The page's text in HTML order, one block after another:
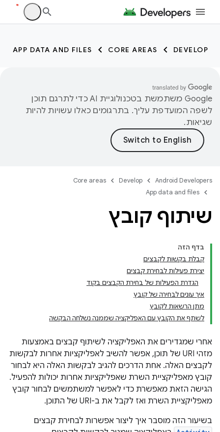
DEVELOP
CORE AREAS
APP DATA AND FILES
‫Google משתמשת בטכנולוגיית AI כדי לתרגם תוכן
לשפה המועדפת עליך. בתרגומים כאלו עשויות להיות
שגיאות.
Android Developers
Develop
Core areas
App data and files
שיתוף קובץ
בדף הזה
קבלת בקשות לקבצים
יצירת פעילות לבחירת קבצים
הגדרת הפעילות של בחירת הקבצים בקוד
איך עונים לבחירה של קובץ
מתן הרשאות לקובץ
לשתף את הקובץ עם האפליקציה שממנה נשלחה הבקשה
אחרי שמגדירים את האפליקציה לשיתוף קבצים באמצעות
מזהי URI של תוכן, אפשר להשיב לאפליקציות אחרות לבקשות
לקבצים האלה. אחת הדרכים להגיב לבקשות האלה היא לבחור
קובץ מאפליקציית השרת שאפליקציות אחרות יכולות להפעיל.
הגישה הזאת מאפשרת כדי לאפשר למשתמשים לבחור קובץ
מאפליקציית השרת ואז לקבל את ב-URI של התוכן.
בשיעור הזה מוסבר איך ליצור אפשרות לבחירת קבצים